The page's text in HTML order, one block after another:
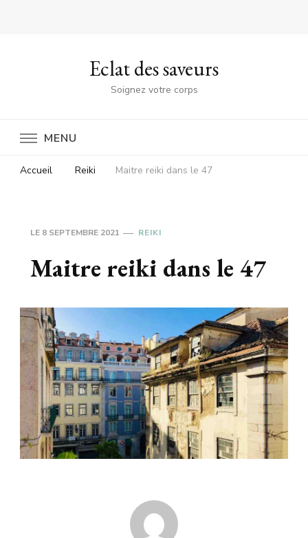
Eclat des saveurs
Soignez votre corps
MENU
Accueil Reiki Maitre reiki dans le 47
LE 8 SEPTEMBRE 2021 REIKI
Maitre reiki dans le 47